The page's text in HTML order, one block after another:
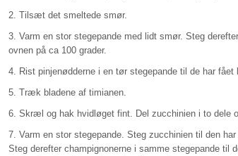
2. Tilsæt det smeltede smør.
3. Varm en stor stegepande med lidt smør. Steg
ovnen på ca 100 grader.
4. Rist pinjenødderne i en tør stegepande til de har fået
5. Træk bladene af timianen.
6. Skræl og hak hvidløget fint. Del zucchinien i to dele
7. Varm en stor stegepande. Steg zucchinien til den
Steg derefter champignonerne i samme stegepande